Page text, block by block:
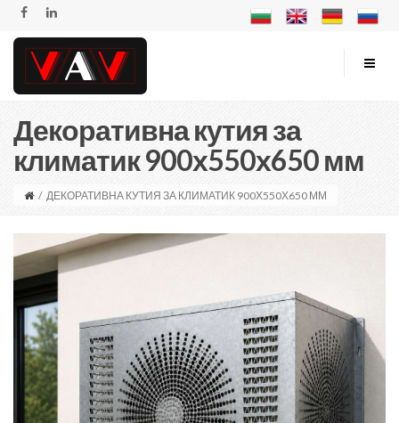
Декоративна кутия за
климатик 900х550х650 мм
/ ДЕКОРАТИВНА КУТИЯ ЗА КЛИМАТИК 900Х550Х650 ММ